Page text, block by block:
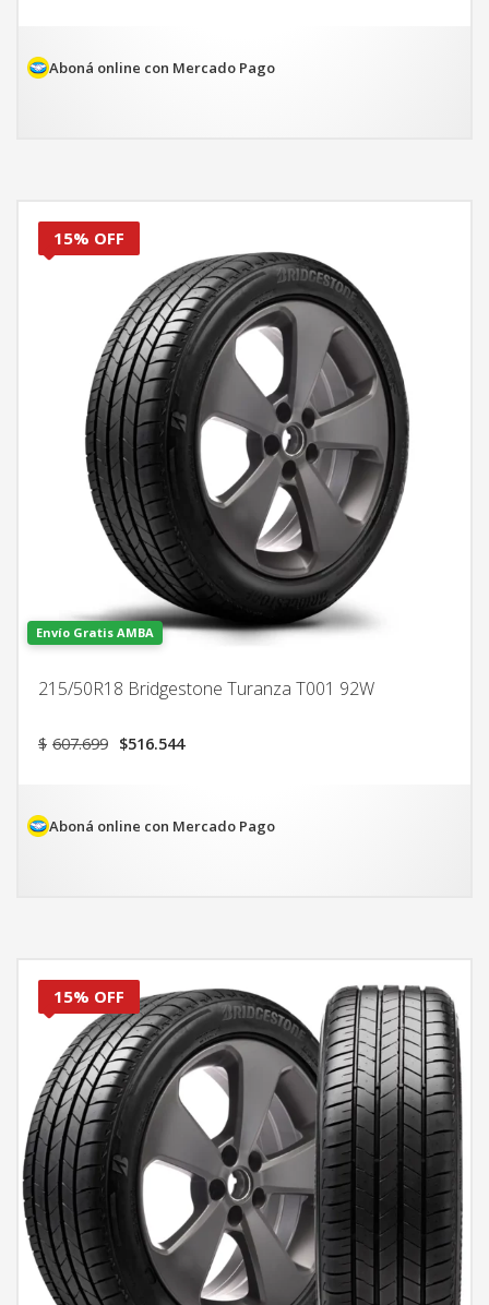
$422.445.$359.078.
Aboná online con Mercado Pago
15% OFF
Envío Gratis AMBA
215/50R18 Bridgestone Turanza T001 92W
$ 607.699 El
$607.699.
$516.544El
$516.544.
Aboná online con Mercado Pago
15% OFF